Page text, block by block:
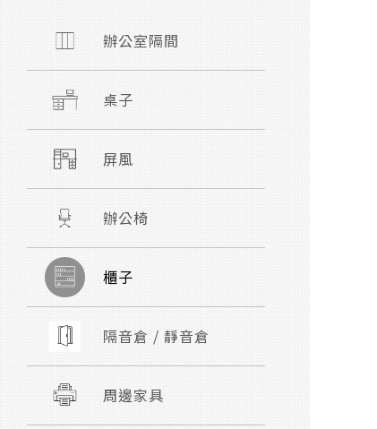
辦公室隔間
桌子
屏風
辦公椅
櫃子
隔音倉 / 靜音倉
周邊家具